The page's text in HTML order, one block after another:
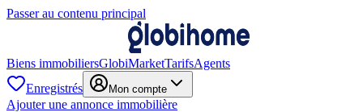
Passer au contenu principal
Biens immobiliersGlobiMarketTarifsAgents
Enregistrés
Mon compte
Ajouter une annonce immobilière